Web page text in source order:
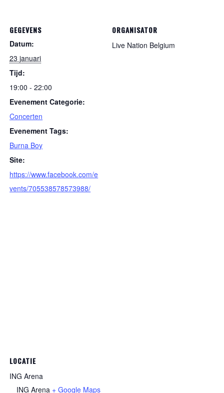
GEGEVENS
Datum:
23 januari
Tijd:
19:00 - 22:00
Evenement Categorie:
Concerten
Evenement Tags:
Burna Boy
Site:
https://www.facebook.com/e
vents/705538578573988/
ORGANISATOR
Live Nation Belgium
LOCATIE
ING Arena
ING Arena + Google Maps